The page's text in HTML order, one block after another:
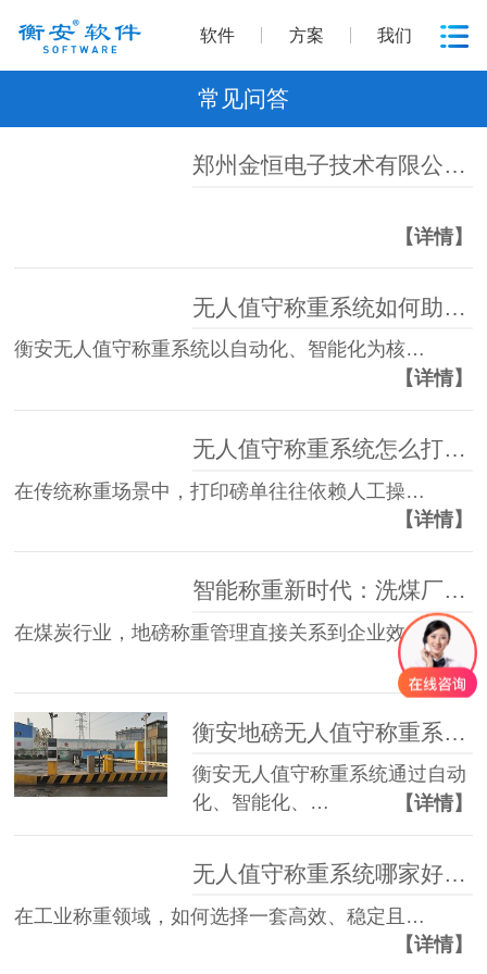
软件 方案 我们
常见问答
郑州金恒电子技术有限公司商标证书展示
【详情】
衡安无人值守称重系统以自动化、智能化为核…
【详情】
无人值守称重系统怎么打印磅单？衡安称重系统全自动化流程，一键操作高效无忧
在传统称重场景中，打印磅单往往依赖人工操…
【详情】
智能称重新时代：洗煤厂地磅管理如何提效防漏洞？
在煤炭行业，地磅称重管理直接关系到企业效…
【详情】
衡安无人值守称重系统通过自动
化、智能化、…
【详情】
无人值守称重系统哪家好？看过衡安无人值守称重系统再说！
在工业称重领域，如何选择一套高效、稳定且…
【详情】